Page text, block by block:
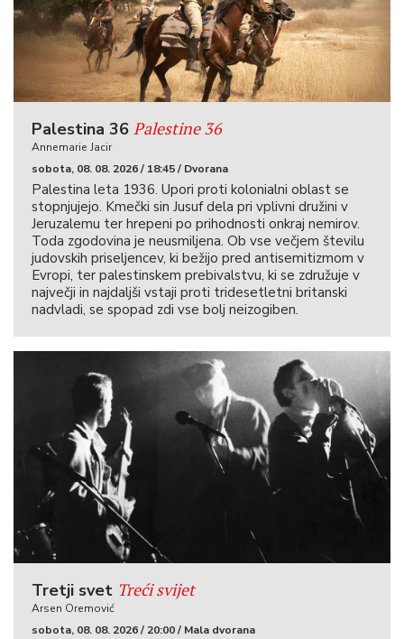
Palestina 36 Palestine 36
Annemarie Jacir
sobota, 08. 08. 2026 / 18:45 / Dvorana
Palestina leta 1936. Upori proti kolonialni oblast se
stopnjujejo. Kmečki sin Jusuf dela pri vplivni družini v
Jeruzalemu ter hrepeni po prihodnosti onkraj nemirov.
Toda zgodovina je neusmiljena. Ob vse večjem številu
judovskih priseljencev, ki bežijo pred antisemitizmom v
Evropi, ter palestinskem prebivalstvu, ki se združuje v
največji in najdaljši vstaji proti tridesetletni britanski
nadvladi, se spopad zdi vse bolj neizogiben.
Tretji svet Treći svijet
Arsen Oremović
sobota, 08. 08. 2026 / 20:00 / Mala dvorana